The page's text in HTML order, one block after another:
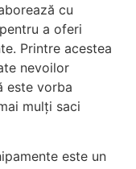
cu
a oferi
Printre acestea
nevoilor
este vorba
mulți saci
este un